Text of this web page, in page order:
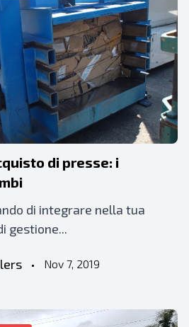
di presse: i
di integrare nella tua
gestione...
• Nov 7, 2019